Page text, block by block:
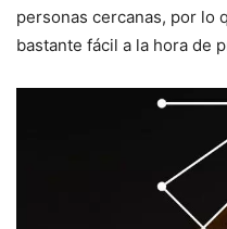
personas cercanas, por lo
bastante fácil a la hora de